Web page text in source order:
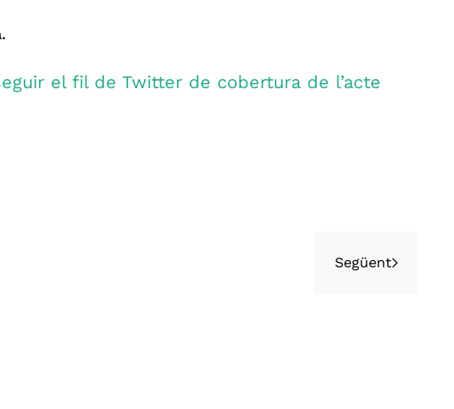
el fil de Twitter de cobertura de l’acte
Següent